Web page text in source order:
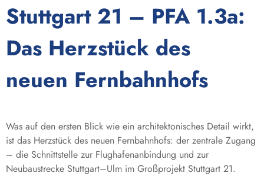
Stuttgart 21 – PFA 1.3a:
Das Herzstück des
neuen Fernbahnhofs
Was auf den ersten Blick wie ein architektonisches Detail wirkt,
ist das Herzstück des neuen Fernbahnhofs: der zentrale Zugang
– die Schnittstelle zur Flughafenanbindung und zur
Neubaustrecke Stuttgart–Ulm im Großprojekt Stuttgart 21.